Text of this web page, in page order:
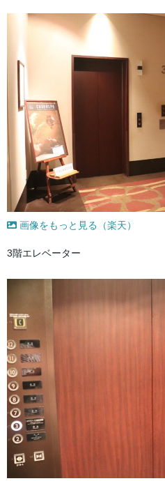
画像をもっと見る（楽天）
3階エレベーター